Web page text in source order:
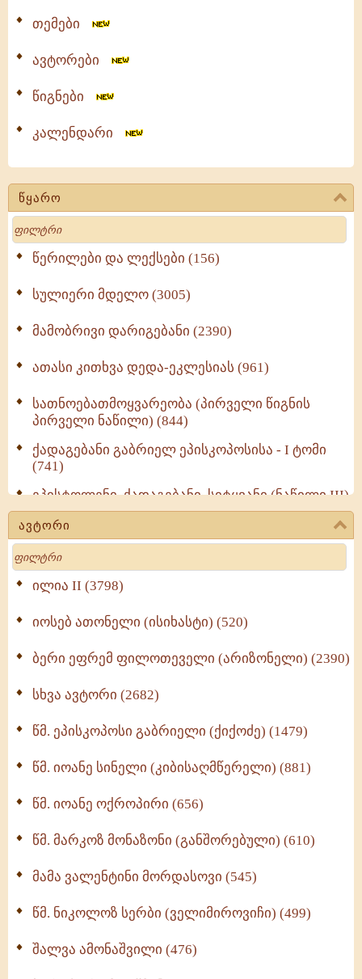
თემები
ავტორები
წიგნები
კალენდარი
წყარო
Search
წერილები და ლექსები (156)
სულიერი მდელო (3005)
მამობრივი დარიგებანი (2390)
ათასი კითხვა დედა-ეკლესიას (961)
სათნოებათმოყვარეობა (პირველი წიგნის
პირველი ნაწილი) (844)
ქადაგებანი გაბრიელ ეპისკოპოსისა - I ტომი
(741)
ეპისტოლენი, ქადაგებანი, სიტყვანი (ნაწილი III)
(723)
მოძღვრის ძალზე სასარგებლო რჩევები
მრევლისათვის (545)
Wisdomge (514)
ქადაგებანი გაბრიელ ეპისკოპოსისა - II ტომი
სულიერი ცხოვრების სახელმძღვანელო -
ნაწილი II (369)
ავტორი
Search
ილია II (3798)
იოსებ ათონელი (ისიხასტი) (520)
ბერი ეფრემ ფილოთეველი (არიზონელი) (2390)
სხვა ავტორი (2682)
წმ. ეპისკოპოსი გაბრიელი (ქიქოძე) (1479)
წმ. იოანე სინელი (კიბისაღმწერელი) (881)
წმ. იოანე ოქროპირი (656)
წმ. მარკოზ მონაზონი (განშორებული) (610)
მამა ვალენტინი მორდასოვი (545)
წმ. ნიკოლოზ სერბი (ველიმიროვიჩი) (499)
შალვა ამონაშვილი (476)